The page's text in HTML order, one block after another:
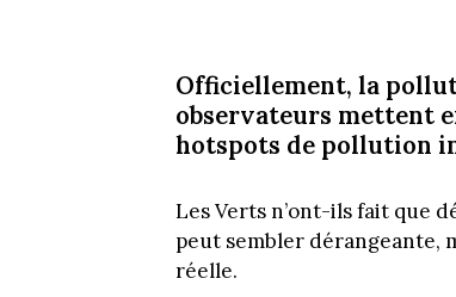
Officiellement, la
observateurs mettent
hotspots de pollution
Les Verts n’ont-ils fait que
peut sembler dérangeante,
réelle.